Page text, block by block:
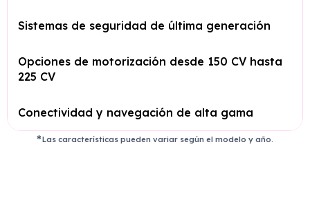
Sistemas de seguridad de última generación
Opciones de motorización desde 150 CV hasta
225 CV
Conectividad y navegación de alta gama
Las características pueden variar según el modelo y año.